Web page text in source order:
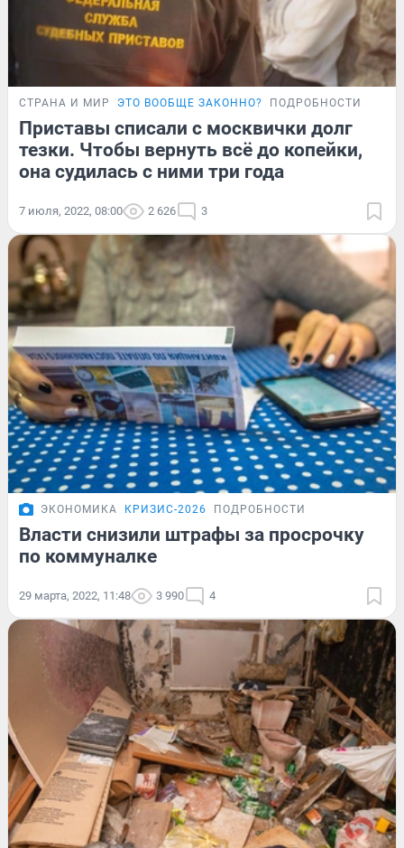
СТРАНА И МИР ЭТО ВООБЩЕ ЗАКОННО? ПОДРОБНОСТИ
Приставы списали с москвички долг
тезки. Чтобы вернуть всё до копейки,
она судилась с ними три года
7 июля, 2022, 08:00 2 626 3
ЭКОНОМИКА КРИЗИС-2026 ПОДРОБНОСТИ
Власти снизили штрафы за просрочку
по коммуналке
29 марта, 2022, 11:48 3 990 4